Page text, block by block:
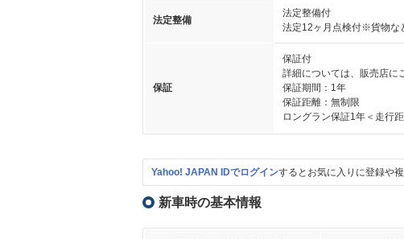
法定整備
法定整備付
法定12ヶ月点検付※貨物な
保証
保証付
詳細については、販売店に
保証期間：1年
保証距離：無制限
ロングラン保証1年＜走行
Yahoo! JAPAN IDでログインするとお気に入りに登録や
新車時の基本情報